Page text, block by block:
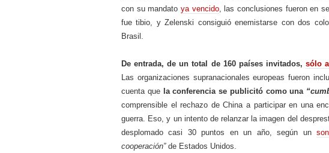
con su mandato ya vencido, las conclusiones fueron en
fue tibio, y Zelenski consiguió enemistarse con dos
Brasil.
De entrada, de un total de 160 países invitados,sólo
Las organizaciones supranacionales europeas fueron
cuenta que la conferencia se publicitó como una
comprensible el rechazo de China a participar en una
guerra. Eso, y un intento de relanzar la imagen del
desplomado casi 30 puntos en un año, según un
cooperación”de Estados Unidos.